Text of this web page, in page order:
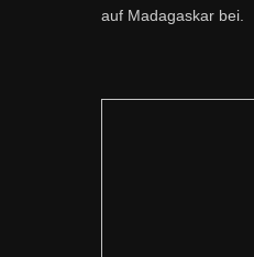
auf Madagaskar bei.